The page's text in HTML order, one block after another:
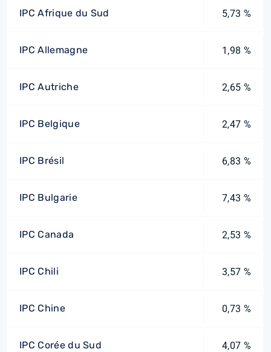
IPC Afrique du Sud 5,73 %
IPC Allemagne 1,98 %
IPC Autriche 2,65 %
IPC Belgique 2,47 %
IPC Brésil 6,83 %
IPC Bulgarie 7,43 %
IPC Canada 2,53 %
IPC Chili 3,57 %
IPC Chine 0,73 %
IPC Corée du Sud 4,07 %